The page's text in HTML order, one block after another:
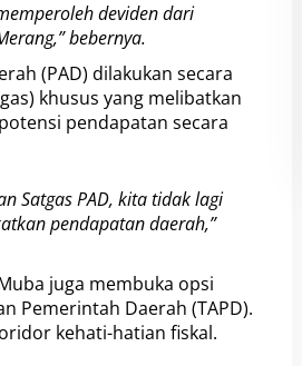
deviden dari
bebernya.
(PAD) dilakukan secara
khusus yang melibatkan
pendapatan secara
Satgas PAD, kita tidak lagi
pendapatan daerah,”
juga membuka opsi
Pemerintah Daerah (TAPD).
kehati-hatian fiskal.